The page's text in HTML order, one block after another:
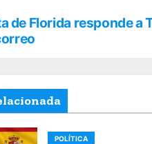
de Florida responde a
POLÍTICA